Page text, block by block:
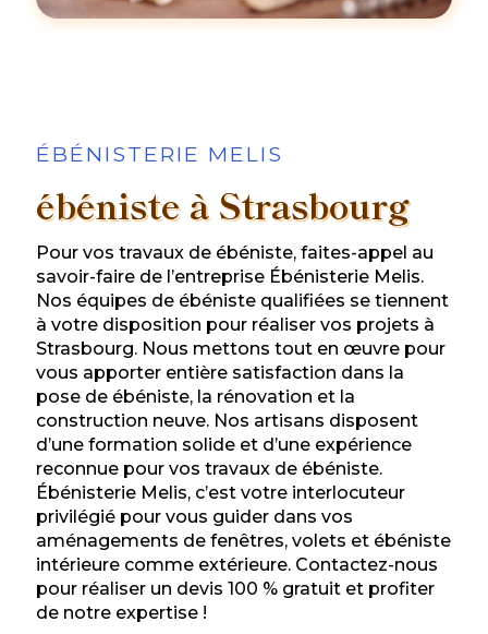
ÉBÉNISTERIE MELIS
ébéniste à Strasbourg
Pour vos travaux de ébéniste, faites-appel au
savoir-faire de l’entreprise Ébénisterie Melis.
Nos équipes de ébéniste qualifiées se tiennent
à votre disposition pour réaliser vos projets à
Strasbourg. Nous mettons tout en œuvre pour
vous apporter entière satisfaction dans la
pose de ébéniste, la rénovation et la
construction neuve. Nos artisans disposent
d’une formation solide et d’une expérience
reconnue pour vos travaux de ébéniste.
Ébénisterie Melis, c’est votre interlocuteur
privilégié pour vous guider dans vos
aménagements de fenêtres, volets et ébéniste
intérieure comme extérieure. Contactez-nous
pour réaliser un devis 100 % gratuit et profiter
de notre expertise !